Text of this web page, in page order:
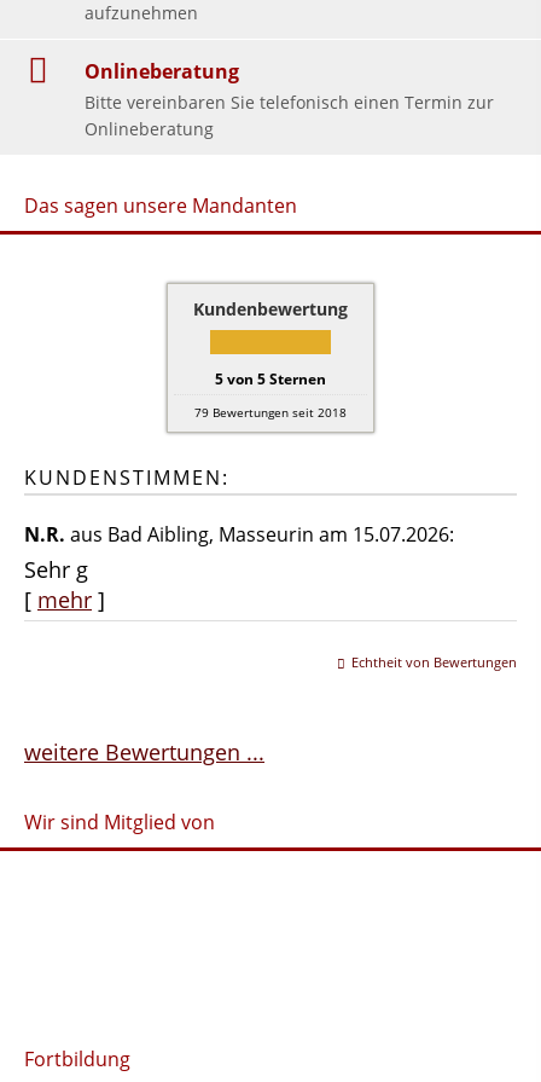
aufzunehmen
Onlineberatung
Bitte vereinbaren Sie telefonisch einen Termin zur
Onlineberatung
Das sagen unsere Mandanten
Kundenbewertung
5von 5Sternen
79 Bewertungen seit 2018
KUNDENSTIMMEN:
N.R. aus Bad Aibling, Masseurin am 15.07.2026:
Sehr g
[ mehr ]
Echtheit von Bewertungen
weitere Bewertungen ...
Wir sind Mitglied von
Fortbildung